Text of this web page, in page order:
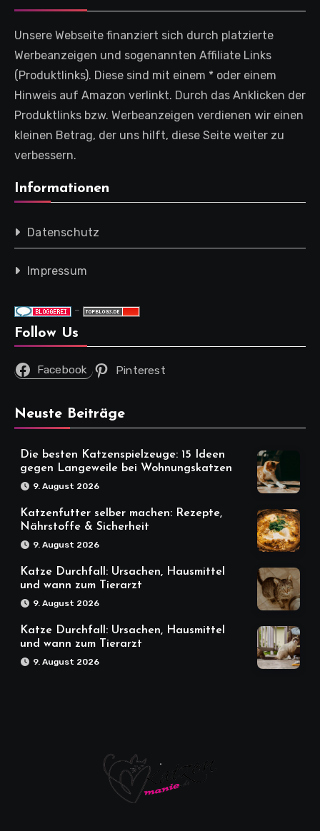
Unsere Webseite finanziert sich durch platzierte
Werbeanzeigen und sogenannten Affiliate Links
(Produktlinks). Diese sind mit einem * oder einem
Hinweis auf Amazon verlinkt. Durch das Anklicken der
Produktlinks bzw. Werbeanzeigen verdienen wir einen
kleinen Betrag, der uns hilft, diese Seite weiter zu
verbessern.
Informationen
Datenschutz
Impressum
-
Follow Us
Facebook Pinterest
Neuste Beiträge
Die besten Katzenspielzeuge: 15 Ideen
gegen Langeweile bei Wohnungskatzen
9. August 2026
Katzenfutter selber machen: Rezepte,
Nährstoffe & Sicherheit
9. August 2026
Katze Durchfall: Ursachen, Hausmittel
und wann zum Tierarzt
9. August 2026
Katze Durchfall: Ursachen, Hausmittel
und wann zum Tierarzt
9. August 2026